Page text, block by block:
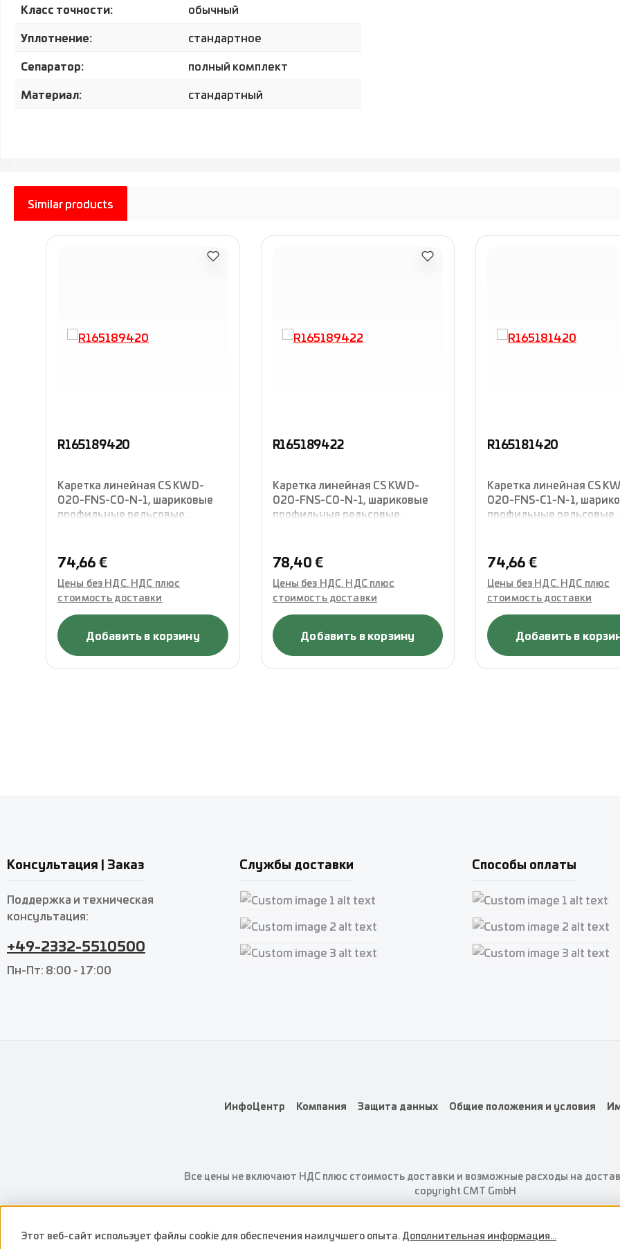
Класс точности: обычный
Уплотнение: стандартное
Сепаратор: полный комплект
Материал: стандартный
Similar products
Пропустить галерею продуктов
R165189420
Каретка линейная CS KWD-
020-FNS-C0-N-1, шариковые
профильные рельсовые
длины, четырехрядная с О-
расположением,
укомплектованная
уплотнениями, Rexroth
Обычная цена:
74,66 €
Цены без НДС. НДС плюс
стоимость доставки
Добавить в корзину
R165189422
Каретка линейная CS KWD-
020-FNS-C0-N-1, шариковые
профильные рельсовые
длины, четырехрядная с О-
расположением,
укомплектованная
уплотнениями, Rexroth
Обычная цена:
78,40 €
Цены без НДС. НДС плюс
стоимость доставки
Добавить в корзину
R165181420
Каретка линейная CS
020-FNS-C1-N-1,
профильные рельсовые
длины, четырехрядная с
расположением,
укомплектованная
уплотнениями, Rexroth
Обычная цена:
74,66 €
Цены без НДС. НДС плюс
стоимость доставки
Добавить в
Консультация | Заказ
Поддержка и техническая
консультация:
+49-2332-5510500
Пн-Пт: 8:00 - 17:00
Службы доставки
Custom image 1
Custom image 2
Способы оплаты
Custom image 1
Custom image 2
ИнфоЦентр Компания Защита данных Общие положения и условия
Все цены не включают НДС плюс стоимость доставки и возможные расходы на
copyright CMT GmbH
Этот веб-сайт использует файлы cookie для обеспечения наилучшего опыта. Дополнительная информация...